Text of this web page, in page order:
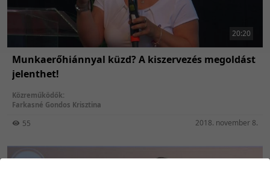
20:20
Munkaerőhiánnyal küzd? A kiszervezés megoldást
jelenthet!
Közreműködők:
Farkasné Gondos Krisztina
55 2018. november 8.